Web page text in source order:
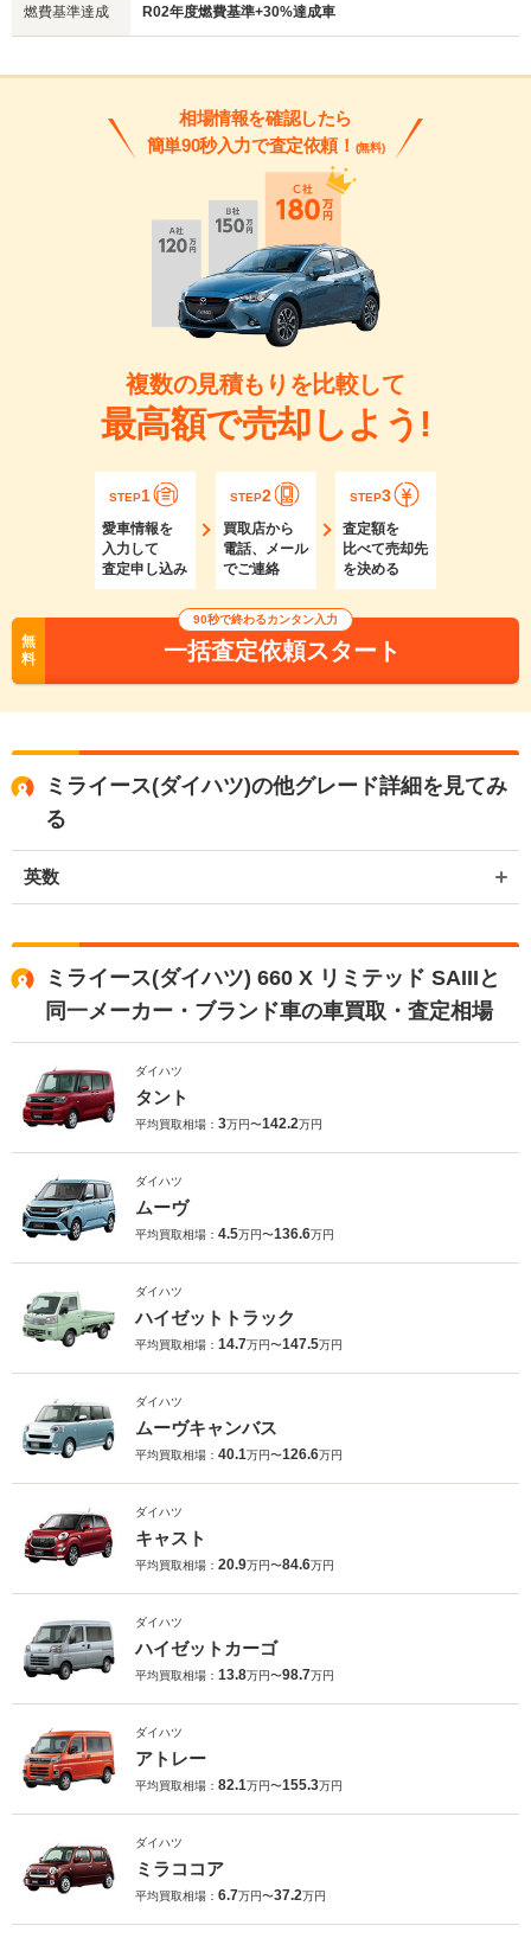
燃費基準達成 R02年度燃費基準+30%達成車
相場情報を確認したら
簡単90秒入力で査定依頼！ (無料)
複数の見積もりを比較して
最高額で売却しよう!
STEP1
愛車情報を
入力して
査定申し込み
STEP2
買取店から
電話、メール
でご連絡
STEP3
査定額を
比べて売却先
を決める
無
料
90秒で終わるカンタン入力
一括査定依頼スタート
ミライース(ダイハツ)の他グレード詳細を見てみ
る
英数
ミライース(ダイハツ) 660 X リミテッド SAIIIと
同一メーカー・ブランド車の車買取・査定相場
ダイハツ
タント
平均買取相場： 3万円〜142.2万円
ダイハツ
ムーヴ
平均買取相場： 4.5万円〜136.6万円
ダイハツ
ハイゼットトラック
平均買取相場： 14.7万円〜147.5万円
ダイハツ
ムーヴキャンバス
平均買取相場： 40.1万円〜126.6万円
ダイハツ
キャスト
平均買取相場： 20.9万円〜84.6万円
ダイハツ
ハイゼットカーゴ
平均買取相場： 13.8万円〜98.7万円
ダイハツ
アトレー
平均買取相場： 82.1万円〜155.3万円
ダイハツ
ミラココア
平均買取相場： 6.7万円〜37.2万円